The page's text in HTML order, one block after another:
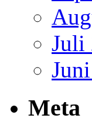
Juli
Meta